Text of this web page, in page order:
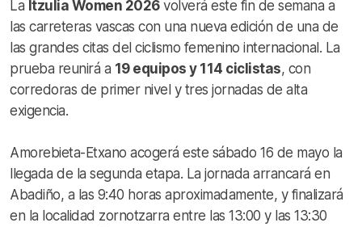
La Itzulia Women 2026volverá este fin de semana a
las carreteras vascas con una nueva edición de una de
las grandes citas del ciclismo femenino internacional. La
prueba reunirá a 19 equipos y 114 ciclistas, con
corredoras de primer nivel y tres jornadas de alta
exigencia.
Amorebieta-Etxano acogerá este sábado 16 de mayo la
llegada de la segunda etapa. La jornada arrancará en
Abadiño, a las 9:40 horas aproximadamente, y finalizará
en la localidad zornotzarra entre las 13:00 y las 13:30